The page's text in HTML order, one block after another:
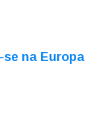
na Europa